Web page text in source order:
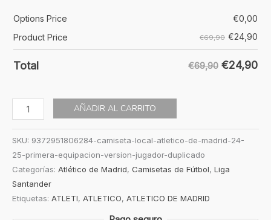
Options Price €0,00
Product Price
€69,90 €24,90
Total €69,90 €24,90
AÑADIR AL CARRITO
SKU: 9372951806284-camiseta-local-atletico-de-madrid-24-
25-primera-equipacion-version-jugador-duplicado
Categorías: Atlético de Madrid, Camisetas de Fútbol, Liga
Santander
Etiquetas: ATLETI, ATLETICO, ATLETICO DE MADRID